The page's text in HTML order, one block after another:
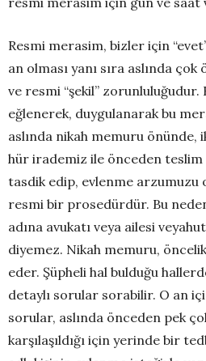
Resmi merasim, bizler için
an olması yanı sıra aslında
ve resmi “şekil”
eğlenerek, duygulanarak bu
aslında nikah memuru önünde,
hür irademiz ile önceden
tasdik edip, evlenme arzumuzu
resmi bir prosedürdür. Bu
adına avukatı veya ailesi
diyemez. Nikah memuru,
eder. Şüpheli hal bulduğu
detaylı sorular sorabilir. O an
sorular, aslında önceden pek
karşılaşıldığı için yerinde bir